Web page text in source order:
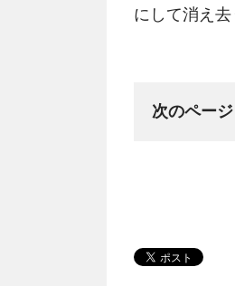
にして消え去
次のページ